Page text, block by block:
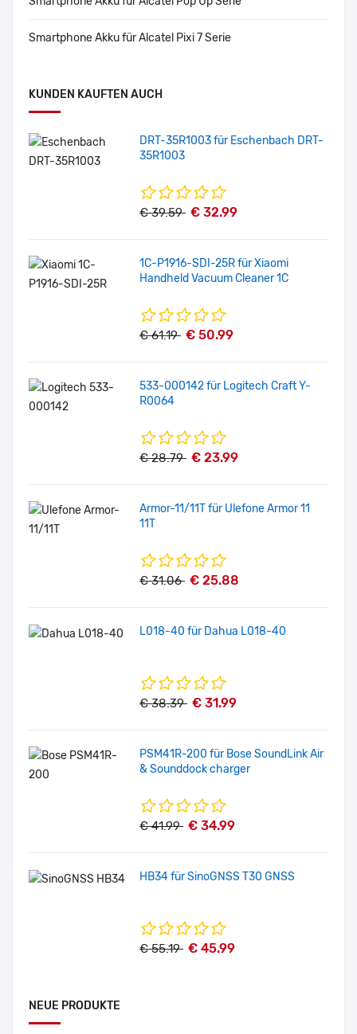
Smartphone Akku für Alcatel Pixi 7 Serie
KUNDEN KAUFTEN AUCH
DRT-35R1003 für Eschenbach DRT-
35R1003
€ 39.59 € 32.99
1C-P1916-SDI-25R für Xiaomi
Handheld Vacuum Cleaner 1C
€ 61.19 € 50.99
533-000142 für Logitech Craft Y-
R0064
€ 28.79 € 23.99
Armor-11/11T für Ulefone Armor 11
11T
€ 31.06 € 25.88
L018-40 für Dahua L018-40
€ 38.39 € 31.99
PSM41R-200 für Bose SoundLink Air
& Sounddock charger
€ 41.99 € 34.99
HB34 für SinoGNSS T30 GNSS
€ 55.19 € 45.99
NEUE PRODUKTE